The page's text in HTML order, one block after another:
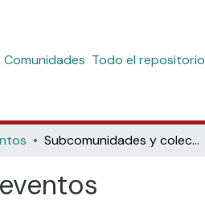
Comunidades Todo el repositorio
Subcomunidades y colecciones